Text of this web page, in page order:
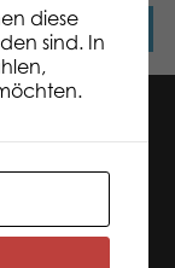
diese
sind. In